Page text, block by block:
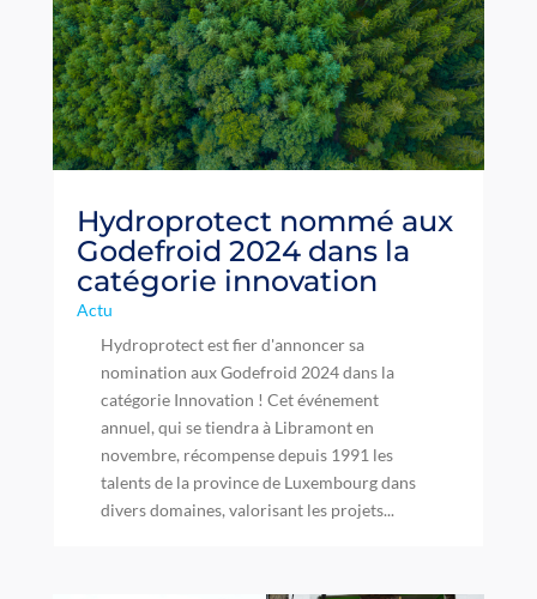
Hydroprotect nommé aux
Godefroid 2024 dans la
catégorie innovation
Actu
Hydroprotect est fier d'annoncer sa
nomination aux Godefroid 2024 dans la
catégorie Innovation ! Cet événement
annuel, qui se tiendra à Libramont en
novembre, récompense depuis 1991 les
talents de la province de Luxembourg dans
divers domaines, valorisant les projets...